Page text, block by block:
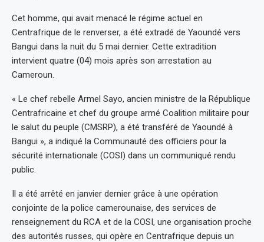
Cet homme, qui avait menacé le régime actuel en
Centrafrique de le renverser, a été extradé de Yaoundé vers
Bangui dans la nuit du 5 mai dernier. Cette extradition
intervient quatre (04) mois après son arrestation au
Cameroun.
« Le chef rebelle Armel Sayo, ancien ministre de la République
Centrafricaine et chef du groupe armé Coalition militaire pour
le salut du peuple (CMSRP), a été transféré de Yaoundé à
Bangui », a indiqué la Communauté des officiers pour la
sécurité internationale (COSI) dans un communiqué rendu
public.
Il a été arrêté en janvier dernier grâce à une opération
conjointe de la police camerounaise, des services de
renseignement du RCA et de la COSI, une organisation proche
des autorités russes, qui opère en Centrafrique depuis un